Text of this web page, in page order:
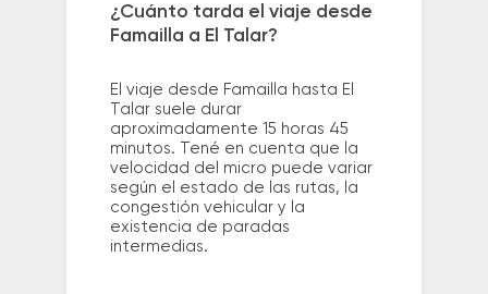
¿Cuánto tarda el viaje desde
Famailla a El Talar?
El viaje desde Famailla hasta El
Talar suele durar
aproximadamente 15 horas 45
minutos. Tené en cuenta que la
velocidad del micro puede variar
según el estado de las rutas, la
congestión vehicular y la
existencia de paradas
intermedias.